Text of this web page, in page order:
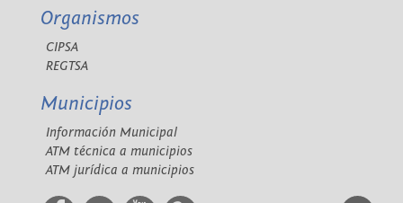
Organismos
CIPSA
REGTSA
Municipios
Información Municipal
ATM técnica a municipios
ATM jurídica a municipios